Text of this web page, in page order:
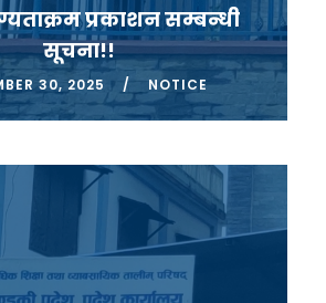
प्रकाशन सम्बन्धी
सूचना!!
30, 2025 NOTICE